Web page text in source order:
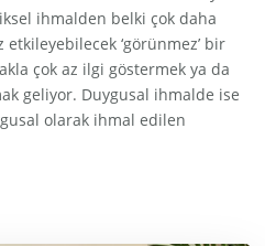
ihmalden belki çok daha
‘görünmez’ bir
çok az ilgi göstermek ya da
geliyor. Duygusal ihmalde ise
olarak ihmal edilen